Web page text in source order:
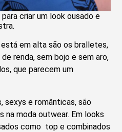
criar um look ousado e
em alta são os bralletes,
renda, sem bojo e sem aro,
que parecem um
sexys e românticas, são
na moda outwear. Em looks
como top e combinados